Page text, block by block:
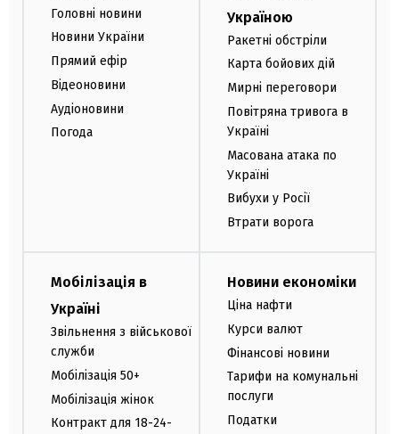
Головні новини
Новини України
Прямий ефір
Відеоновини
Аудіоновини
Погода
Україною
Ракетні обстріли
Карта бойових дій
Мирні переговори
Повітряна тривога в
Україні
Масована атака по
Україні
Вибухи у Росії
Втрати ворога
Мобілізація в
Україні
Звільнення з військової
служби
Мобілізація 50+
Мобілізація жінок
Контракт для 18-24-
Новини економіки
Ціна нафти
Курси валют
Фінансові новини
Тарифи на комунальні
послуги
Податки